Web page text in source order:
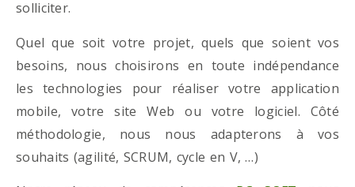
solliciter.
Quel que soit votre projet, quels que soient vos
besoins, nous choisirons en toute indépendance
les technologies pour réaliser votre application
mobile, votre site Web ou votre logiciel. Côté
méthodologie, nous nous adapterons à vos
souhaits (agilité, SCRUM, cycle en V, …)